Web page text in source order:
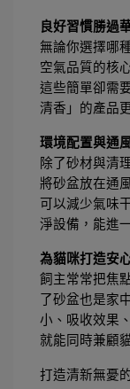
良好習慣勝過
無論你選擇哪
空氣品質的核
這些簡單卻需
清香」的產品
環境配置與通
除了砂材與清
將砂盆放在通
可以減少氣味
淨設備，能進
為貓咪打造安
飼主常常把焦
了砂盆也是家
小、吸收效果
就能同時兼顧
打造清新無憂